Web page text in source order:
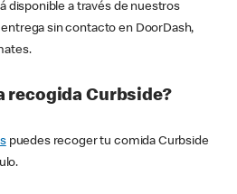
disponible a través de nuestros
sin contacto en DoorDash,
recogida Curbside?
puedes recoger tu comida Curbside